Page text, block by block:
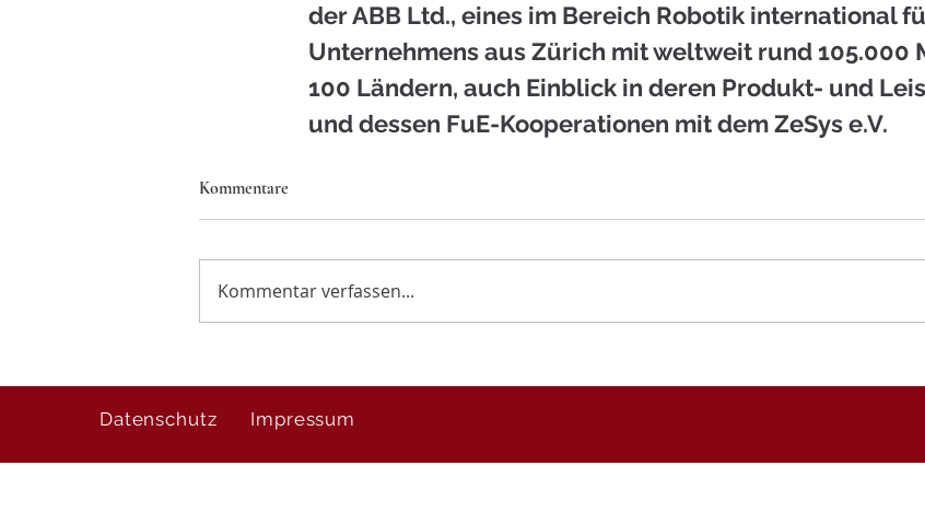
der ABB Ltd., eines im Bereich Robotik international
Unternehmens aus Zürich mit weltweit rund 105.000
100 Ländern, auch Einblick in deren Produkt- und
und dessen FuE-Kooperationen mit dem ZeSys e.V.
Kommentare
Kommentar verfassen...
Datenschutz Impressum